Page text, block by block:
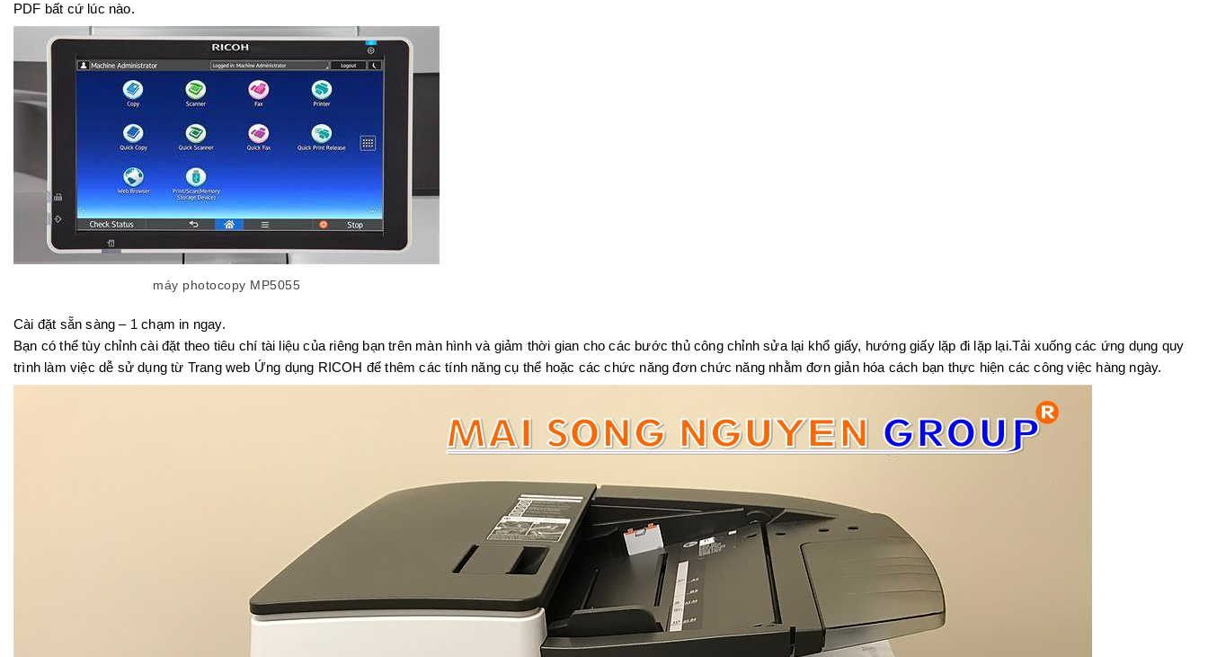
PDF bất cứ lúc nào.
máy photocopy MP5055
Cài đặt sẵn sàng – 1 chạm in ngay.
Bạn có thể tùy chỉnh cài đặt theo tiêu chí tài liệu của riêng bạn trên màn hình và giảm thời gian cho các bước thủ công chỉnh sửa lại khổ giấy, hướng giấy lặp đi lặp lại.Tải xuống các ứng dụng quy
trình làm việc dễ sử dụng từ Trang web Ứng dụng RICOH để thêm các tính năng cụ thể hoặc các chức năng đơn chức năng nhằm đơn giản hóa cách bạn thực hiện các công việc hàng ngày.